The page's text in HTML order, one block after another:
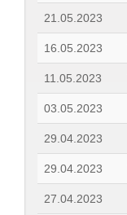
21.05.2023
16.05.2023
11.05.2023
03.05.2023
29.04.2023
29.04.2023
27.04.2023